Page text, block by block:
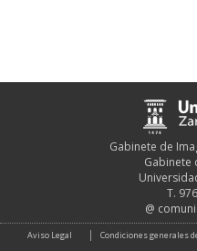
Gabinete de
Gabinete
T.
@
Aviso Legal Condiciones generales